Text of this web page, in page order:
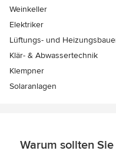
Weinkeller
Elektriker
Lüftungs- und
Klär- & Abwassertechnik
Klempner
Solaranlagen
Warum sollten